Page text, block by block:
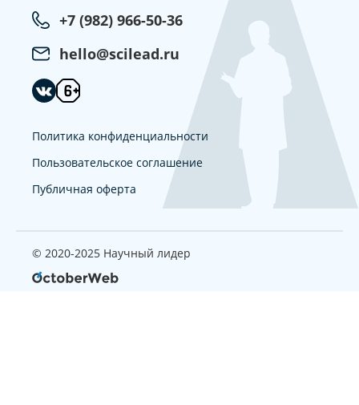
+7 (982) 966-50-36
hello@scilead.ru
Политика конфиденциальности
Пользовательское соглашение
Публичная оферта
© 2020-2025 Научный лидер